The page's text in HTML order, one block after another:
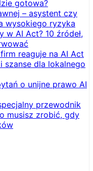
gotowa?
– asystent czy
wysokiego ryzyka
w AI Act? 10 źródeł,
reaguje na AI Act
szanse dla lokalnego
o unijne prawo AI
przewodnik
musisz zrobić, gdy